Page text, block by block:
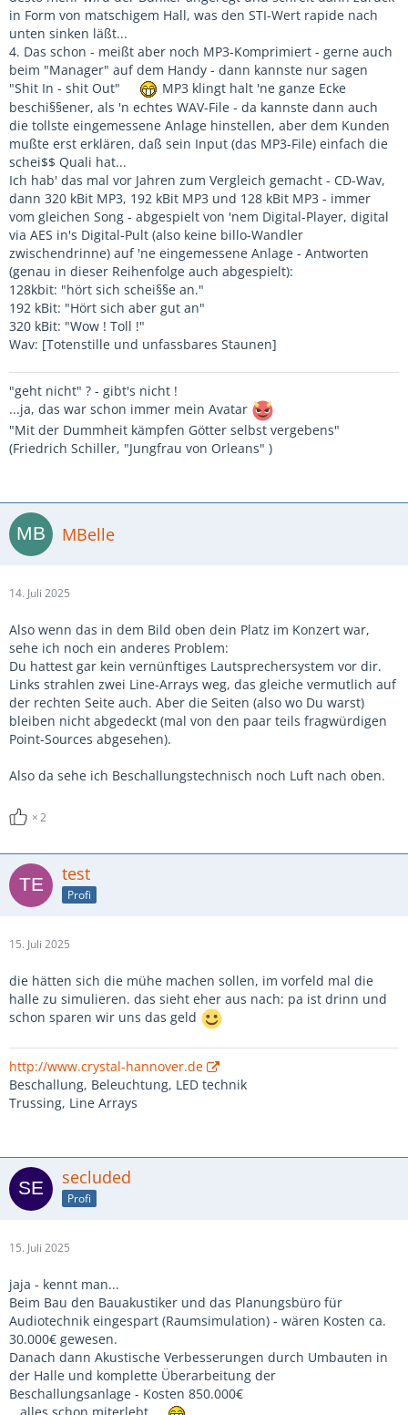
in Form von matschigem Hall, was den STI-Wert rapide nach
unten sinken läßt...
4. Das schon - meißt aber noch MP3-Komprimiert - gerne auch
beim "Manager" auf dem Handy - dann kannste nur sagen
"Shit In - shit Out"
MP3 klingt halt 'ne ganze Ecke
beschi§§ener, als 'n echtes WAV-File - da kannste dann auch
die tollste eingemessene Anlage hinstellen, aber dem Kunden
mußte erst erklären, daß sein Input (das MP3-File) einfach die
schei$$ Quali hat...
Ich hab' das mal vor Jahren zum Vergleich gemacht - CD-Wav,
dann 320 kBit MP3, 192 kBit MP3 und 128 kBit MP3 - immer
vom gleichen Song - abgespielt von 'nem Digital-Player, digital
via AES in's Digital-Pult (also keine billo-Wandler
zwischendrinne) auf 'ne eingemessene Anlage - Antworten
(genau in dieser Reihenfolge auch abgespielt):
128kbit: "hört sich schei§§e an."
192 kBit: "Hört sich aber gut an"
320 kBit: "Wow ! Toll !"
Wav: [Totenstille und unfassbares Staunen]
"geht nicht" ? - gibt's nicht !
...ja, das war schon immer mein Avatar
"Mit der Dummheit kämpfen Götter selbst vergebens"
(Friedrich Schiller, "Jungfrau von Orleans" )
MBelle
14. Juli 2025
Also wenn das in dem Bild oben dein Platz im Konzert war,
sehe ich noch ein anderes Problem:
Du hattest gar kein vernünftiges Lautsprechersystem vor dir.
Links strahlen zwei Line-Arrays weg, das gleiche vermutlich auf
der rechten Seite auch. Aber die Seiten (also wo Du warst)
bleiben nicht abgedeckt (mal von den paar teils fragwürdigen
Point-Sources abgesehen).
Also da sehe ich Beschallungstechnisch noch Luft nach oben.
2
test
Profi
15. Juli 2025
die hätten sich die mühe machen sollen, im vorfeld mal die
halle zu simulieren. das sieht eher aus nach: pa ist drinn und
schon sparen wir uns das geld
http://www.crystal-hannover.de
Beschallung, Beleuchtung, LED technik
Trussing, Line Arrays
secluded
Profi
15. Juli 2025
jaja - kennt man...
Beim Bau den Bauakustiker und das Planungsbüro für
Audiotechnik eingespart (Raumsimulation) - wären Kosten ca.
30.000€ gewesen.
Danach dann Akustische Verbesserungen durch Umbauten in
der Halle und komplette Überarbeitung der
Beschallungsanlage - Kosten 850.000€